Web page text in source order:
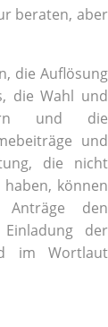
beraten, aber
die Auflösung
die Wahl und
und die
und
die nicht
können
den
der
im Wortlaut